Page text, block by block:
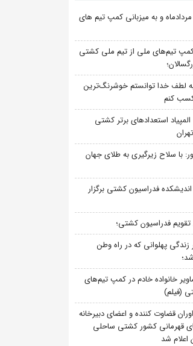
از روز 19 مردادماه و به میزبانی کمپ تیم های
کمپ تیم‌های ملی از تیم ملی کشتی
لطف خدا توانستم خوشرنگ‌ترین
کنم
استعدادهای برتر کشتی
با سلاح زیرگیری به طلای جهان
فدراسیون کشتی برگزار
فدراسیون کشتی؛
زندگی پهلوانی که در راه وطن
خانواده خادم در کمپ تیم‌های
(فیلم)
قضاوت کننده و اعضای دبیرخانه
قهرمانی کشور کشتی ساحلی
اعلام شد